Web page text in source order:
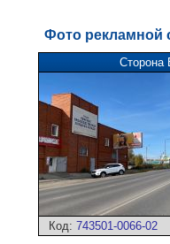
Фото рекламной
Сторона
Код: 743501-0066-02